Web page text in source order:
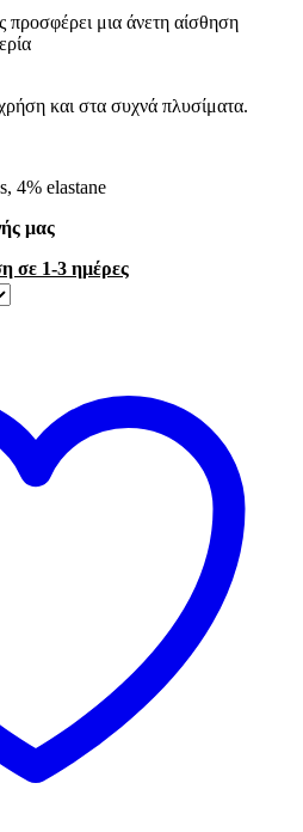
προσφέρει μια άνετη αίσθηση
και στα συχνά πλυσίματα.
4% elastane
μας
σε 1-3 ημέρες